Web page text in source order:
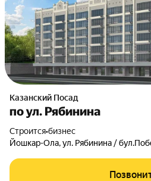
Казанский Посад
по ул. Рябинина
Строится•бизнес
Йошкар-Ола, ул. Рябинина /